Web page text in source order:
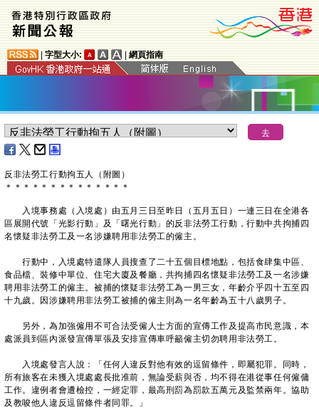
字型大小: 網頁指南
反非法勞工行動拘五人（附圖）
＊ ＊ ＊ ＊ ＊ ＊ ＊ ＊ ＊ ＊ ＊ ＊ ＊ ＊
入境事務處（入境處）由五月三日至昨日（五月五日）一連三日在全港各
區展開代號「光影行動」及「曙光行動」的反非法勞工行動，行動中共拘捕四
名懷疑非法勞工及一名涉嫌聘用非法勞工的僱主。
行動中，入境處特遣隊人員搜查了二十五個目標地點，包括食肆集中區、
食品檔、裝修中單位、住宅大廈及餐廳，共拘捕四名懷疑非法勞工及一名涉嫌
聘用非法勞工的僱主。被捕的懷疑非法勞工為一男三女，年齡介乎四十五至四
十九歲。因涉嫌聘用非法勞工被捕的僱主則為一名年齡為五十八歲男子。
另外，為加強僱用不可合法受僱人士方面的宣傳工作及提高市民意識，本
處派員到區內派發宣傳單張及安排宣傳車呼籲僱主切勿聘用非法勞工。
入境處發言人說：「任何人違反對他有效的逗留條件，即屬犯罪。同時，
所有旅客在未獲入境處處長批准前，無論受薪與否，均不得在港從事任何僱傭
工作。違例者會遭檢控，一經定罪，最高刑罰為罰款五萬元及監禁兩年。協助
及教唆他人違反逗留條件者同罪。」